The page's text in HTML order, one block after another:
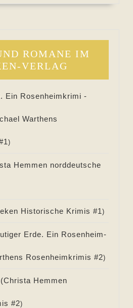
ROMANE IM
VERLAG
Ein Rosenheimkrimi -
Warthens
1)
Hemmen norddeutsche
Historische Krimis #1)
Erde. Ein Rosenheim-
Rosenheimkrimis #2)
Christa Hemmen
#2)